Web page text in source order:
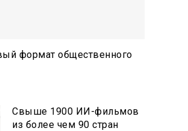
формат общественного
Свыше 1900 ИИ-фильмов
из более чем 90 стран